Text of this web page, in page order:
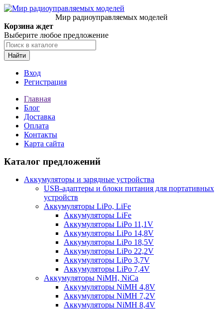
Мир радиоуправляемых моделей
Корзина ждет
Выберите любое предложение
Найти
Вход
Регистрация
Главная
Блог
Доставка
Оплата
Контакты
Карта сайта
Каталог предложений
Аккумуляторы и зарядные устройства
USB-адаптеры и блоки питания для портативных
устройств
Аккумуляторы LiPo, LiFe
Аккумуляторы LiFe
Аккумуляторы LiPo 11,1V
Аккумуляторы LiPo 14,8V
Аккумуляторы LiPo 18,5V
Аккумуляторы LiPo 22,2V
Аккумуляторы LiPo 3,7V
Аккумуляторы LiPo 7,4V
Аккумуляторы NiMH, NiCa
Аккумуляторы NiMH 4,8V
Аккумуляторы NiMH 7,2V
Аккумуляторы NiMH 8,4V